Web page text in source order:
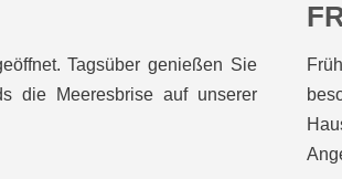
Tagsüber genießen Sie
die Meeresbrise auf unserer